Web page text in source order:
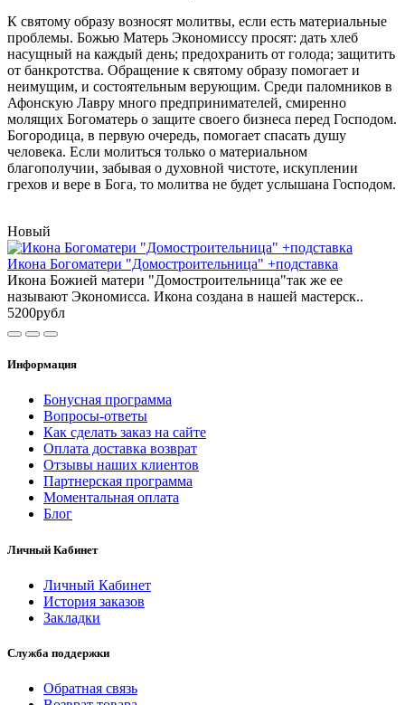
К святому образу возносят молитвы, если есть материальные
проблемы. Божью Матерь Экономиссу просят: дать хлеб
насущный на каждый день; предохранить от голода; защитить
от банкротства. Обращение к святому образу помогает и
неимущим, и состоятельным верующим. Среди паломников в
Афонскую Лавру много предпринимателей, смиренно
молящих Богоматерь о защите своего бизнеса перед Господом.
Богородица, в первую очередь, помогает спасать душу
человека. Если молиться только о материальном
благополучии, забывая о духовной чистоте, искуплении
грехов и вере в Бога, то молитва не будет услышана Господом.
Новый
Икона Богоматери "Домостроительница" +подставка
Икона Божией матери "Домостроительница"так же ее
называют Экономисса. Икона создана в нашей мастерск..
5200рубл
Информация
Бонусная программа
Вопросы-ответы
Как сделать заказ на сайте
Оплата доставка возврат
Отзывы наших клиентов
Партнерская программа
Моментальная оплата
Блог
Личный Кабинет
Личный Кабинет
История заказов
Закладки
Служба поддержки
Обратная связь